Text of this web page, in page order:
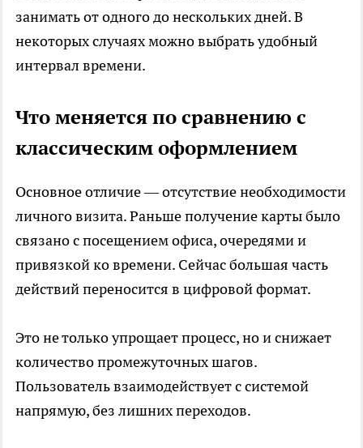
занимать от одного до нескольких дней. В
некоторых случаях можно выбрать удобный
интервал времени.
Что меняется по сравнению с
классическим оформлением
Основное отличие — отсутствие необходимости
личного визита. Раньше получение карты было
связано с посещением офиса, очередями и
привязкой ко времени. Сейчас большая часть
действий переносится в цифровой формат.
Это не только упрощает процесс, но и снижает
количество промежуточных шагов.
Пользователь взаимодействует с системой
напрямую, без лишних переходов.